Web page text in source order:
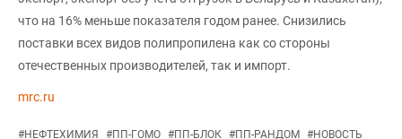
что на 16% меньше показателя годом ранее. Снизились
поставки всех видов полипропилена как со стороны
отечественных производителей, так и импорт.
mrc.ru
#НЕФТЕХИМИЯ #ПП-ГОМО #ПП-БЛОК #ПП-РАНДОМ #НОВОСТЬ